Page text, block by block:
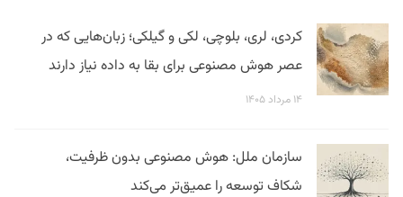
کردی، لری، بلوچی، لکی و گیلکی؛ زبان‌هایی که در
عصر هوش مصنوعی برای بقا به داده نیاز دارند
۱۴ مرداد ۱۴۰۵
سازمان ملل: هوش مصنوعی بدون ظرفیت،
شکاف توسعه را عمیق‌تر می‌کند